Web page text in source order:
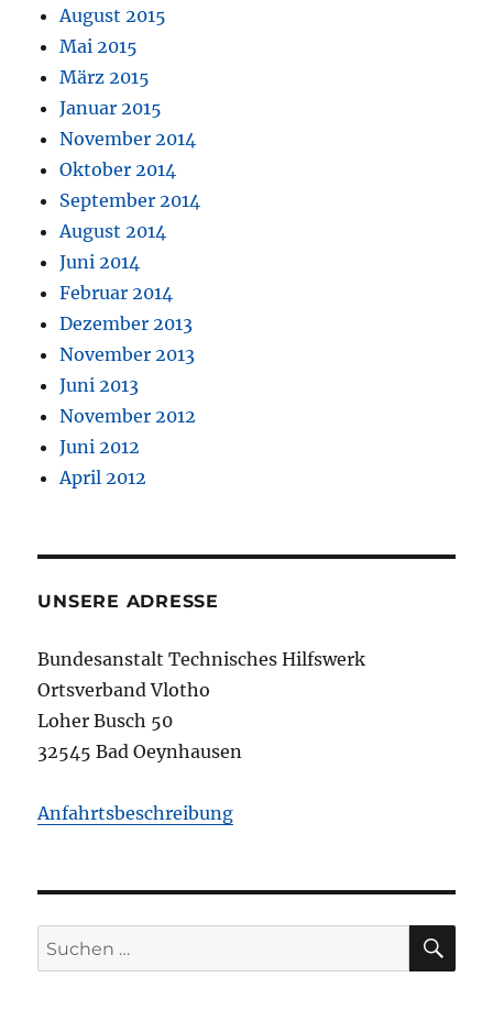
August 2015
Mai 2015
März 2015
Januar 2015
November 2014
Oktober 2014
September 2014
August 2014
Juni 2014
Februar 2014
Dezember 2013
November 2013
Juni 2013
November 2012
Juni 2012
April 2012
UNSERE ADRESSE
Bundesanstalt Technisches Hilfswerk
Ortsverband Vlotho
Loher Busch 50
32545 Bad Oeynhausen
Anfahrtsbeschreibung
Suchen
nach: